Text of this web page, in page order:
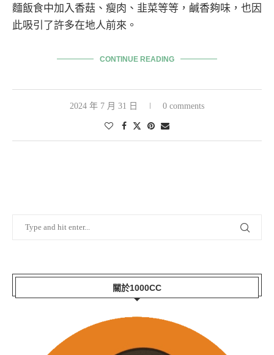
麵飯食中加入香菇、瘦肉、韭菜等等，鹹香夠味，也因
此吸引了許多在地人前來。
CONTINUE READING
2024 年 7 月 31 日 0 comments
關於1000CC